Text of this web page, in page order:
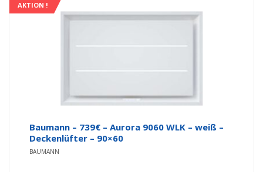
AKTION !
Baumann – 739€ – Aurora 9060 WLK – weiß –
Deckenlüfter – 90×60
BAUMANN